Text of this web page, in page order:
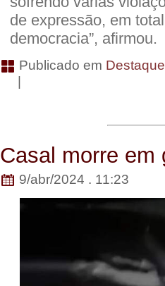
de expressão, em
democracia”, afirmou.
Publicado em
|
Casal morre em
9/abr/2024 . 11:23